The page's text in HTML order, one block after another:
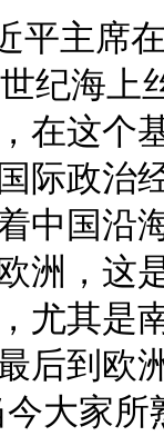
主席在
纪海上
在这个
际政治
中国沿
洲，这
尤其是
后到欧
大家